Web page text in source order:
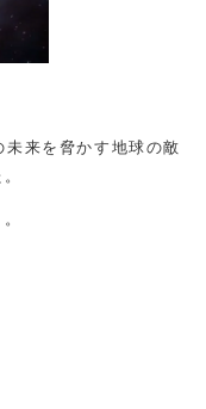
未来を脅かす地球の敵